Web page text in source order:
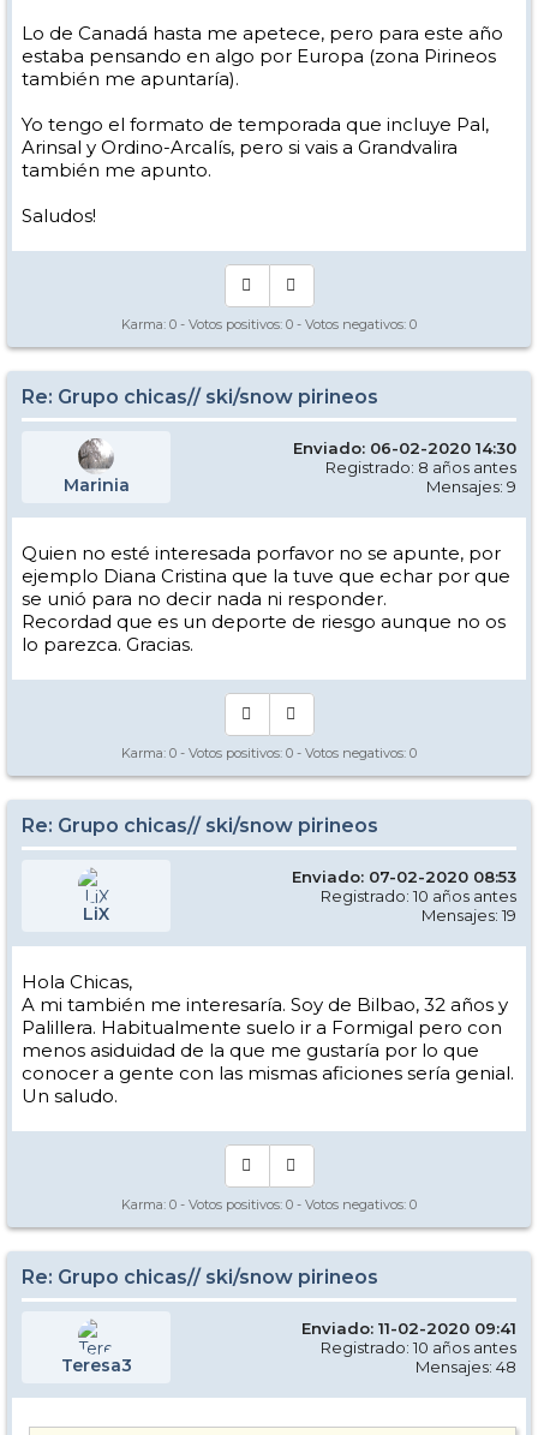
Lo de Canadá hasta me apetece, pero para este año
estaba pensando en algo por Europa (zona Pirineos
también me apuntaría).
Yo tengo el formato de temporada que incluye Pal,
Arinsal y Ordino-Arcalís, pero si vais a Grandvalira
también me apunto.
Saludos!
Karma: 0 - Votos positivos: 0 - Votos negativos: 0
Re: Grupo chicas// ski/snow pirineos
Marinia
Enviado: 06-02-2020 14:30
Registrado: 8 años antes
Mensajes: 9
Quien no esté interesada porfavor no se apunte, por
ejemplo Diana Cristina que la tuve que echar por que
se unió para no decir nada ni responder.
Recordad que es un deporte de riesgo aunque no os
lo parezca. Gracias.
Karma: 0 - Votos positivos: 0 - Votos negativos: 0
Re: Grupo chicas// ski/snow pirineos
LiX
Enviado: 07-02-2020 08:53
Registrado: 10 años antes
Mensajes: 19
Hola Chicas,
A mi también me interesaría. Soy de Bilbao, 32 años y
Palillera. Habitualmente suelo ir a Formigal pero con
menos asiduidad de la que me gustaría por lo que
conocer a gente con las mismas aficiones sería genial.
Un saludo.
Karma: 0 - Votos positivos: 0 - Votos negativos: 0
Re: Grupo chicas// ski/snow pirineos
Teresa3
Enviado: 11-02-2020 09:41
Registrado: 10 años antes
Mensajes: 48